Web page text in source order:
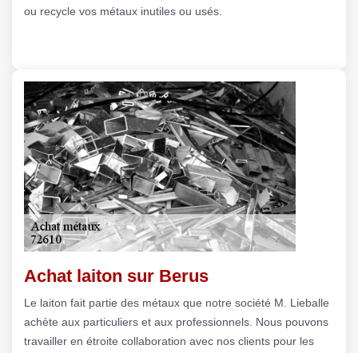
ou recycle vos métaux inutiles ou usés.
Achat laiton sur Berus
Le laiton fait partie des métaux que notre société M. Lieballe
achète aux particuliers et aux professionnels. Nous pouvons
travailler en étroite collaboration avec nos clients pour les